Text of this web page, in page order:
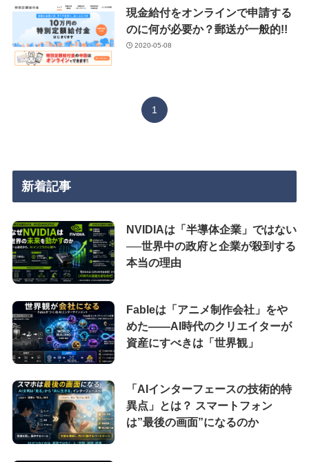
現金給付をオンラインで申請する
のに何が必要か？郵送が一般的!!
2020-05-08
1
新着記事
NVIDIAは「半導体企業」ではない
──世界中の政府と企業が殺到する
本当の理由
Fableは「アニメ制作会社」をや
めた――AI時代のクリエイターが
資産にすべきは「世界観」
「AIインターフェースの技術的特
異点」とは？ スマートフォン
は”最後の画面”になるのか